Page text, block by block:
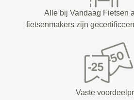
Alle bij Vandaag Fietsen
fietsenmakers zijn
Vaste